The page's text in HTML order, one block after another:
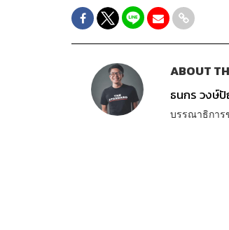
ABOUT
ธนกร วงษ์
บรรณาธิการ